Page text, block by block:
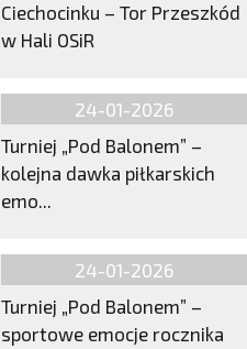
Ciechocinku – Tor Przeszkód
w Hali OSiR
24-01-2026
Turniej „Pod Balonem” –
kolejna dawka piłkarskich
emo...
24-01-2026
Turniej „Pod Balonem” –
sportowe emocje rocznika